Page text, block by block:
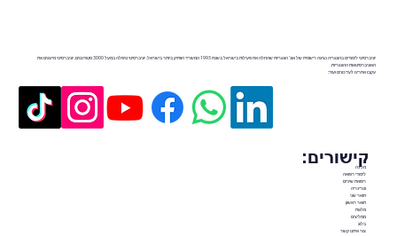
יוניברסיטי לימודים בהונגריה נציגה רישמית של אונ' הונגריות שהחלה את פעילות בישראל בשנת 1993 המשרד הוותיק ביותר בישראל. יוניברסיטי טיפלה במעל 3000 סטודנטים. יוניברסיטי מייצגים את
האוניברסיטאות ההונגריות.
עקבו אחרינו לעדכונים ועוד:
קישורים:
מכינה
לימודי רפואה
רפואת שיניים
וטרינריה
תואר שני
תואר ראשון
מלגות
ממליצים
בלוג
צור איתנו קשר